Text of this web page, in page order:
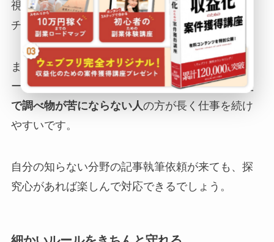
視されることから、探究心を持って情報をリサー
チする力は大きな武器になります。
また、前述した通り、Webライターの仕事はリサ
ーチに時間を割く必要があるため、好奇心が旺盛
で調べ物が苦にならない人の方が長く仕事を続け
やすいです。
自分の知らない分野の記事執筆依頼が来ても、探
究心があれば楽しんで対応できるでしょう。